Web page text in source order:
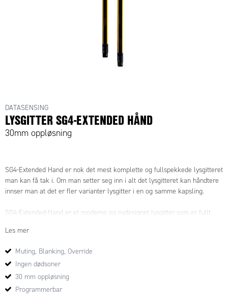
DATASENSING
LYSGITTER SG4-EXTENDED HÅND
30mm oppløsning
SG4-Extended Hand er nok det mest komplette og fullspekkede lysgitteret
man kan få tak i. Om man setter seg inn i alt det lysgitteret kan håndtere
innser man at det er fler varianter lysgitter i en og samme kapsling.
SG4-Extended-Hand er et moderne og nydesignet lysgitter som er fullt
fullfølsomhet langs hele profillengden, dvs. ingen dødsoner i hele
SG4-Extended-Hand har innebygget muting og override som gjør at man
ikke trenger ytterligere eksterne komponenter for å koble bort lysgitteret
når det trengs. SG4-Extended-Finger har også innebygget funksjon for
Les mer
Muting, Blanking, Override
Ingen dødsoner
30 mm oppløsning
Programmerbar